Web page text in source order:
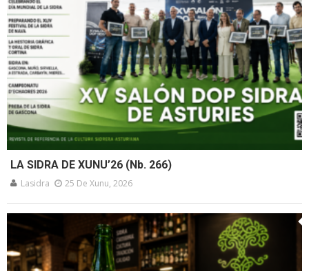
LA SIDRA DE XUNU’26 (Nb. 266)
Lasidra 25 De Xunu, 2026